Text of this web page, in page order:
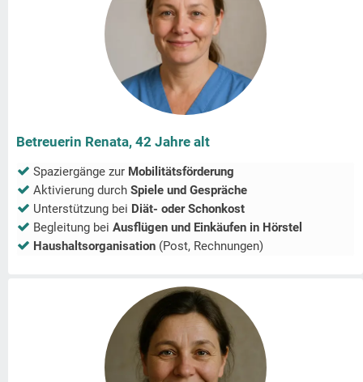
Betreuerin Renata, 42 Jahre alt
Spaziergänge zur Mobilitätsförderung
Aktivierung durch Spiele und Gespräche
Unterstützung bei Diät- oder Schonkost
Begleitung bei Ausflügen und Einkäufen in Hörstel
Haushaltsorganisation (Post, Rechnungen)